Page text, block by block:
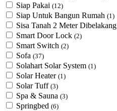
Siap Pakai (12)
Siap Untuk Bangun Rumah (1)
Sisa Tanah 2 Meter Dibelakang
Smart Door Lock (2)
Smart Switch (2)
Sofa (37)
Solahart Solar System (1)
Solar Heater (1)
Solar Tuff (3)
Spa & Sauna (3)
Springbed (6)